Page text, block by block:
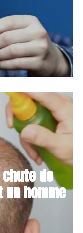
de
un homme